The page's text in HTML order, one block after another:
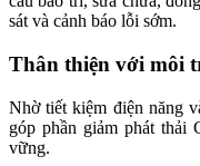
sát và cảnh báo lỗi sớm.
Thân thiện với môi
Nhờ tiết kiệm điện năng
góp phần giảm phát thải
vững.